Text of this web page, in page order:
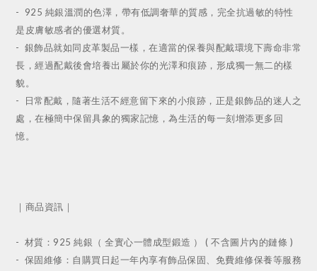
- 925 純銀溫潤的色澤，帶有低調奢華的質感，完全抗過敏的特性
是皮膚敏感者的優選材質。
- 銀飾品就如同皮革製品一樣，在適當的保養與配戴環境下壽命非常
長，經過配戴後會培養出屬於你的光澤和痕跡，形成獨一無二的樣
貌。
-
日常配戴，隨著生活不經意留下來的小痕跡，正是銀飾品的迷人之
處，在極簡中保留具象的獨家記憶，為生活的每一刻增添更多回
憶。
｜商品資訊｜
- 材質：925 純銀（ 全實心一體成型鍛造 ） ( 不含圖片內的鏈條 )
- 保固維修：自購買日起一年內享有飾品保固、免費維修保養等服務